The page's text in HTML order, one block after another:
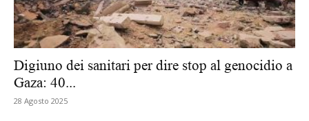
Digiuno dei sanitari per dire stop al genocidio a
Gaza: 40...
28 Agosto 2025